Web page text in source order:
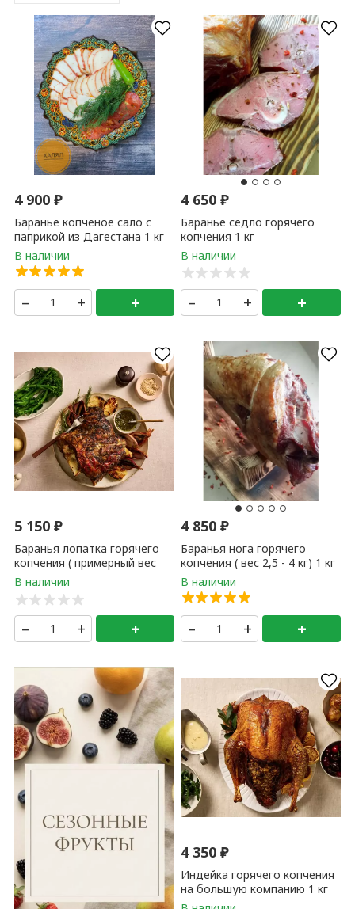
4 900₽
Баранье копченое сало с
паприкой из Дагестана 1 кг
– + +
4 650₽
Баранье седло горячего
копчения 1 кг
– + +
5 150₽
Баранья лопатка горячего
копчения ( примерный вес
готовой лопатки 1,5 - 3 кг ) 1
кг
– + +
4 850₽
Баранья нога горячего
копчения ( вес 2,5 - 4 кг) 1 кг
– + +
4 350₽
Индейка горячего копчения
на большую компанию 1 кг